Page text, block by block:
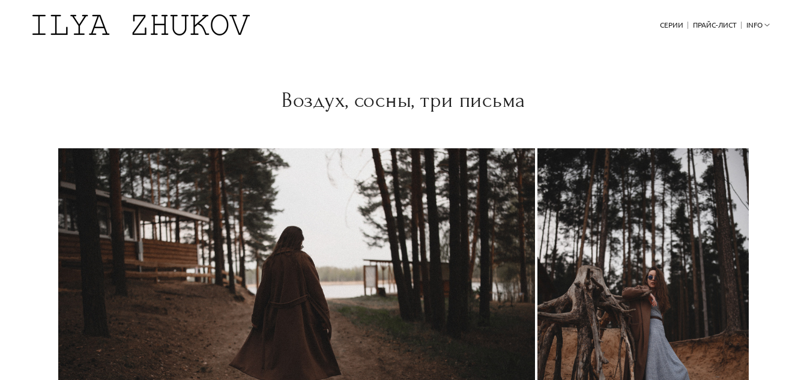
СЕРИИ ПРАЙС-ЛИСТ INFO
Воздух, сосны, три письма